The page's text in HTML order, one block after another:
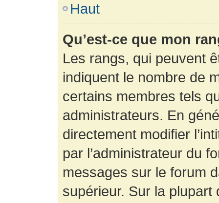
Haut
Qu’est-ce que mon
Les rangs, qui peuvent
indiquent le nombre de
certains membres tels
administrateurs. En
directement modifier
par l’administrateur du
messages sur le forum
supérieur. Sur la